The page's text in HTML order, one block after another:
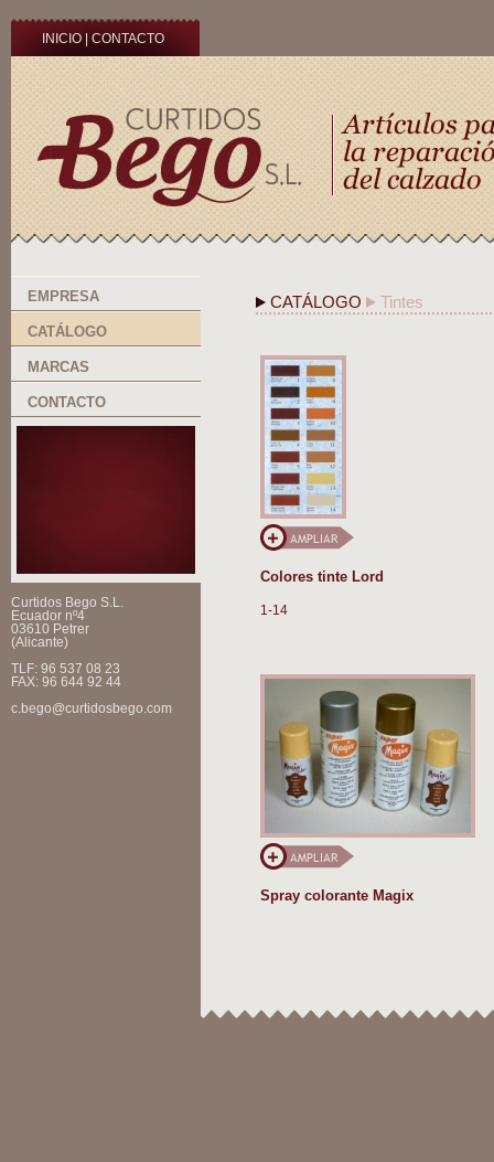
INICIO CONTACTO
EMPRESA
CATÁLOGO
MARCAS
CONTACTO
Curtidos Bego S.L.
Ecuador nº4
03610 Petrer
(Alicante)
TLF: 96 537 08 23
FAX: 96 644 92 44
c.bego@curtidosbego.com
CATÁLOGO Tintes
Colores tinte Lord
1-14
Spray colorante Magix